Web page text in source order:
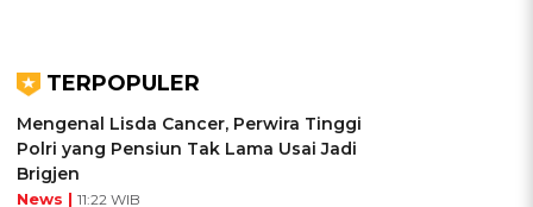
TERPOPULER
Mengenal Lisda Cancer, Perwira Tinggi
Polri yang Pensiun Tak Lama Usai Jadi
Brigjen
News | 11:22 WIB